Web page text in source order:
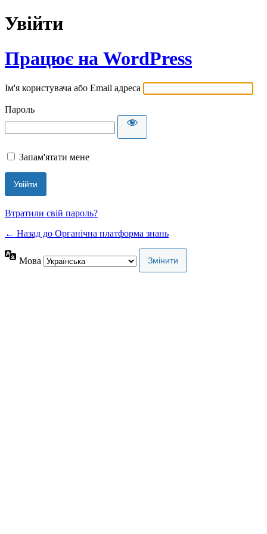
Увійти
Працює на WordPress
Ім'я користувача або Email адреса
Пароль
Запам'ятати мене
Втратили свій пароль?
← Назад до Органічна платформа знань
Мова